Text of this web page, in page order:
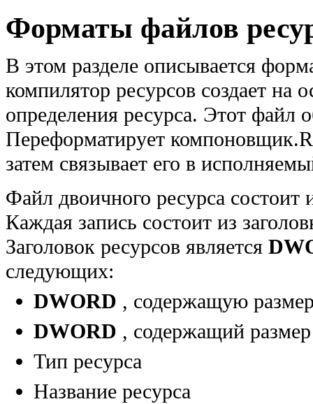
Форматы файлов
В этом разделе описывается
компилятор ресурсов создает на
определения ресурса. Этот файл
Переформатирует
затем связывает его в
Файл двоичного ресурса состоит
Каждая запись состоит из
Заголовок ресурсов является
следующих:
DWORD , содержащую
DWORD , содержащий
Тип ресурса
Название ресурса